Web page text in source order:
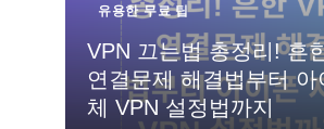
유용한 무료 팁
VPN 끄는법 총정리! 흔
연결문제 해결법부터 아
체 VPN 설정법까지